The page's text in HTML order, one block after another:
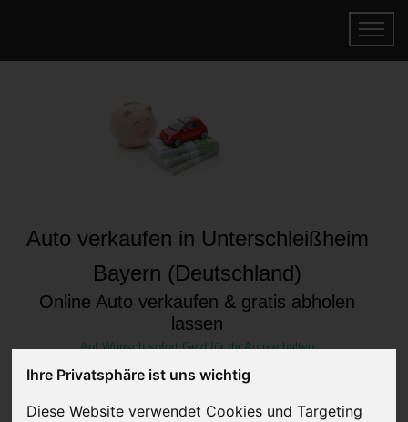
Ihre Privatsphäre ist uns wichtig
Diese Website verwendet Cookies und Targeting
Auto verkaufen in Unterschleißheim
Bayern (Deutschland)
Online Auto verkaufen & gratis abholen
lassen
Auf Wunsch sofort Geld für Ihr Auto erhalten